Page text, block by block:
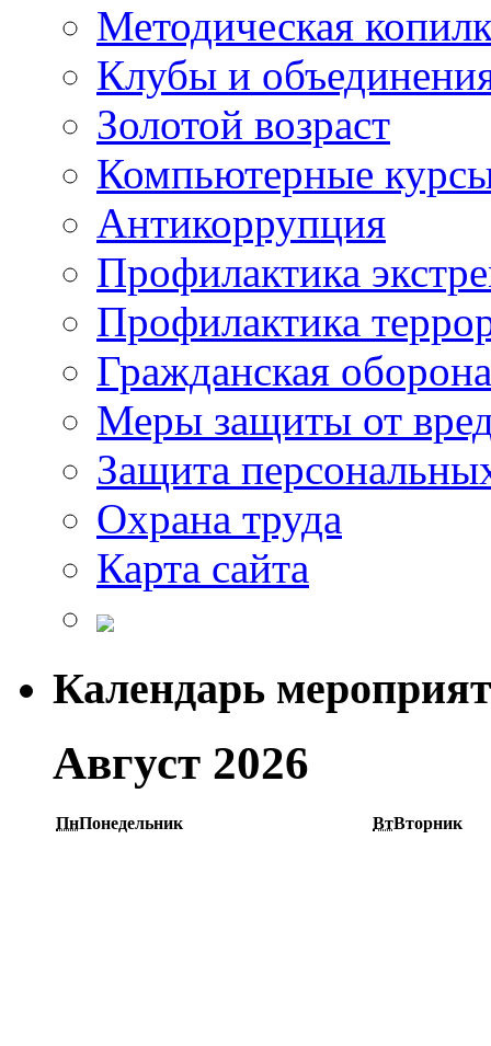
Методическая
Клубы и
Золотой возраст
Компьютерные
Антикоррупция
Профилактика
Профилактика
Гражданская оборона
Меры защиты от
Защита
Охрана труда
Карта сайта
Календарь
Август 2026
ПнПонедельник ВтВторник